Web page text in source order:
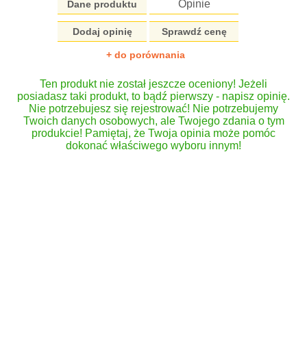
Dane produktu Opinie
Dodaj opinię Sprawdź cenę
+ do porównania
Ten produkt nie został jeszcze oceniony! Jeżeli
posiadasz taki produkt, to bądź pierwszy - napisz opinię.
Nie potrzebujesz się rejestrować! Nie potrzebujemy
Twoich danych osobowych, ale Twojego zdania o tym
produkcie! Pamiętaj, że Twoja opinia może pomóc
dokonać właściwego wyboru innym!